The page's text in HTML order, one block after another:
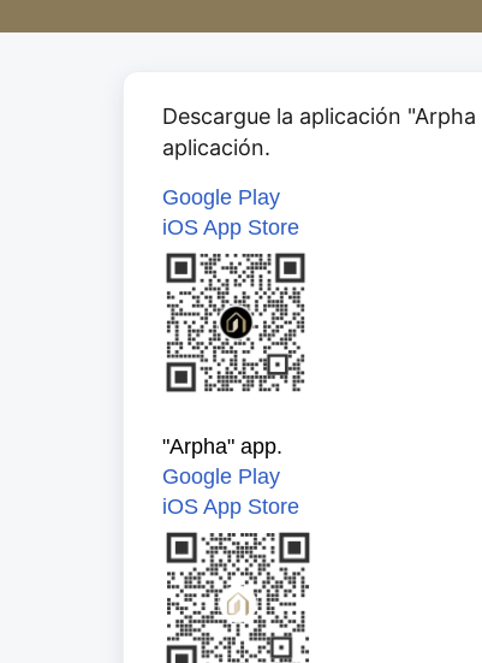
Descargue la aplicación
aplicación.
Google Play
iOS App Store
"Arpha" app.
Google Play
iOS App Store